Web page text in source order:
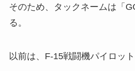
そのため、タックネームは「
る。
以前は、F-15戦闘機パイロッ